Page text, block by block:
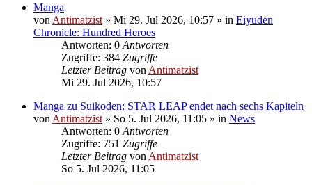
Manga
von Antimatzist » Mi 29. Jul 2026, 10:57 » in Eiyuden
Chronicle: Hundred Heroes
Antworten: 0 Antworten
Zugriffe: 384 Zugriffe
Letzter Beitrag von Antimatzist
Mi 29. Jul 2026, 10:57
Manga zu Suikoden: STAR LEAP endet nach sechs Kapiteln
von Antimatzist » So 5. Jul 2026, 11:05 » in News
Antworten: 0 Antworten
Zugriffe: 751 Zugriffe
Letzter Beitrag von Antimatzist
So 5. Jul 2026, 11:05